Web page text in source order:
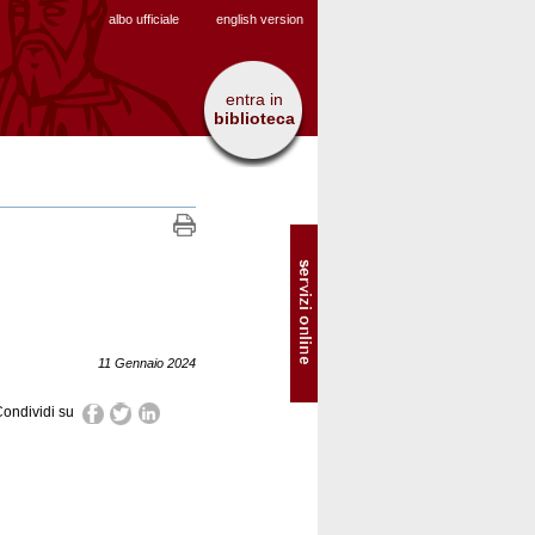
english version
entra in
biblioteca
albo ufficiale
Servizi
online
11 Gennaio 2024
su